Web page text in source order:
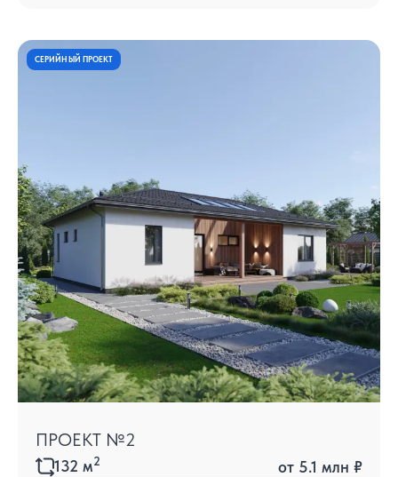
СЕРИЙНЫЙ ПРОЕКТ
ПРОЕКТ №2
132 м2 от 5.1 млн ₽